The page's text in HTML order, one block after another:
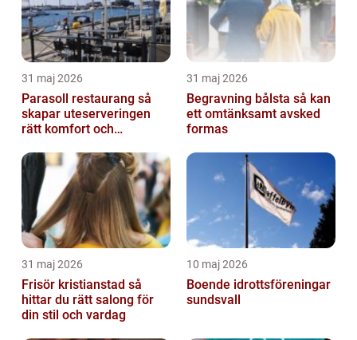
31 maj 2026
Parasoll restaurang så
skapar uteserveringen
rätt komfort och
31 maj 2026
Begravning bålsta så kan
ett omtänksamt avsked
formas
31 maj 2026
Frisör kristianstad så
hittar du rätt salong för
din stil och vardag
10 maj 2026
Boende idrottsföreningar
sundsvall